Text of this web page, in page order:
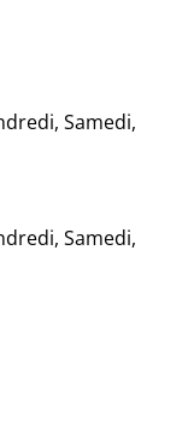
Samedi,
Samedi,